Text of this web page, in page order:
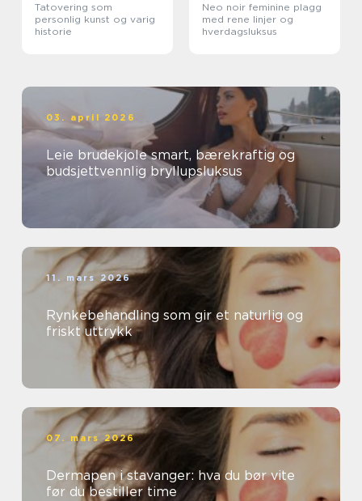
Tatovering som
personlig kunst og varig
historie
Neo noir feminine plagg
med rene linjer og
hverdagsluksus
03. april 2026
Leie brudekjole smart, bærekraftig og
budsjettvennlig bryllupsluksus
11. mars 2026
Rynkebehandling som gir et naturlig og
friskt uttrykk
07. mars 2026
Dermapen i stavanger: hva du bør vite
før du bestiller time